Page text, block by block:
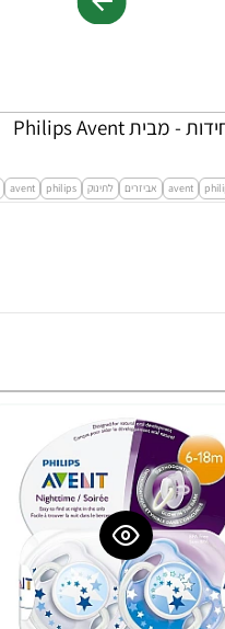
avent אביזרים לתינוק philips
avent